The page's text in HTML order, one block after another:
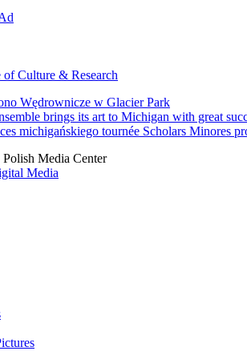
of Culture & Research
Wędrownicze w Glacier Park
brings its art to Michigan with great
michigańskiego tournée Scholars Minores
Media Center
Media